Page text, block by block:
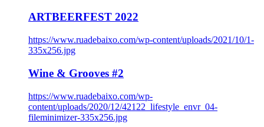
ARTBEERFEST 2022
https://www.ruadebaixo.com/wp-content/uploads/2021/10/1-
335x256.jpg
Wine & Grooves #2
https://www.ruadebaixo.com/wp-
content/uploads/2020/12/42122_lifestyle_envr_04-
fileminimizer-335x256.jpg